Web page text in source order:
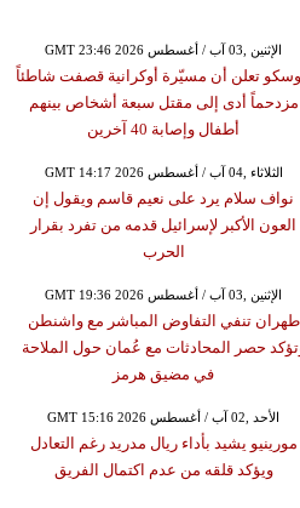
GMT 23:46 2026 الإثنين ,03 آب / أغسطس
تعلن أن مسيّرة أوكرانية قصفت شاطئاً
مزدحماً أدى إلى مقتل سبعة أشخاص بينهم
أطفال وإصابة 40 آخرين
GMT 14:17 2026 الثلاثاء ,04 آب / أغسطس
نواف سلام يرد على نعيم قاسم ويقول إن
العون الأكبر لإسرائيل قدمه من تفرد بقرار
الحرب
GMT 19:36 2026 الإثنين ,03 آب / أغسطس
طهران تنفي التفاوض المباشر مع واشنطن
حصر المحادثات مع عُمان حول الملاحة
في مضيق هرمز
GMT 15:16 2026 الأحد ,02 آب / أغسطس
مورينيو يشيد بأداء ريال مدريد رغم التعادل
ويؤكد قلقه من عدم اكتمال الفريق